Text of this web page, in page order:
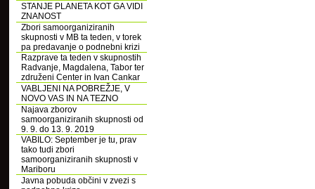
STANJE PLANETA KOT GA VIDI
ZNANOST
Zbori samoorganiziranih
skupnosti v MB ta teden, v torek
pa predavanje o podnebni krizi
Razprave ta teden v skupnostih
Radvanje, Magdalena, Tabor ter
združeni Center in Ivan Cankar
VABLJENI NA POBREŽJE, V
NOVO VAS IN NA TEZNO
Najava zborov
samoorganiziranih skupnosti od
9. 9. do 13. 9. 2019
VABILO: September je tu, prav
tako tudi zbori
samoorganiziranih skupnosti v
Mariboru
Javna pobuda občini v zvezi s